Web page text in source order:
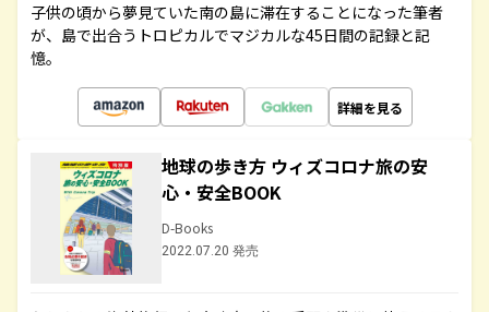
子供の頃から夢見ていた南の島に滞在することになった筆者
が、島で出合うトロピカルでマジカルな45日間の記録と記
憶。
詳細を見る
地球の歩き方 ウィズコロナ旅の安
心・安全BOOK
D-Books
2022.07.20 発売